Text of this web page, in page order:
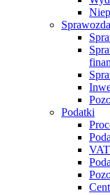
Podatki
VAT